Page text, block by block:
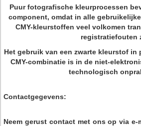
Puur fotografische kleurprocessen
component, omdat in alle
CMY-kleurstoffen veel volkomen
registratiefouten
Het gebruik van een zwarte kleurstof in
CMY-combinatie is in de niet-
technologisch
Contactgegevens:
Neem gerust contact met ons op via